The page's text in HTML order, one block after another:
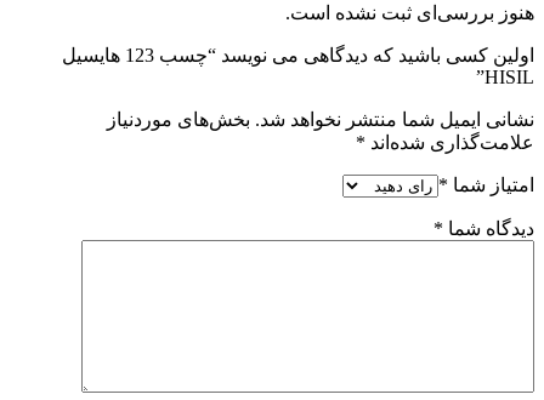
هنوز بررسی‌ای ثبت نشده است.
اولین کسی باشید که دیدگاهی می نویسد “چسب 123 هایسیل
HISIL”
نشانی ایمیل شما منتشر نخواهد شد. بخش‌های موردنیاز
علامت‌گذاری شده‌اند *
امتیاز شما *
دیدگاه شما *